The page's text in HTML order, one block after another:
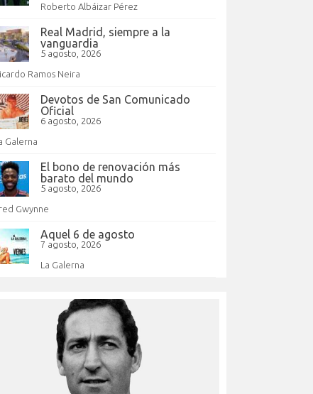
Roberto Albáizar Pérez
Real Madrid, siempre a la
vanguardia
5 agosto, 2026
Ramos Neira
Devotos de San Comunicado
Oficial
6 agosto, 2026
Galerna
El bono de renovación más
barato del mundo
5 agosto, 2026
Gwynne
Aquel 6 de agosto
7 agosto, 2026
La Galerna